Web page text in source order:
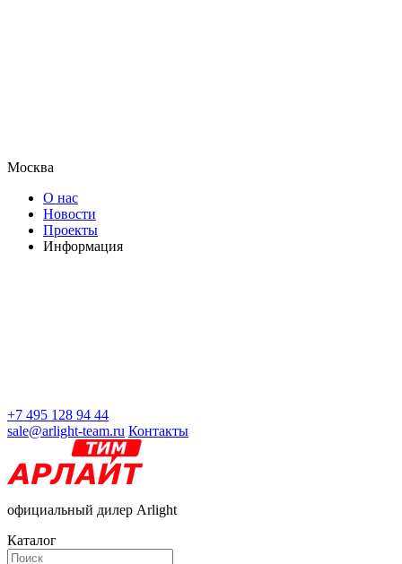
Москва
О нас
Новости
Проекты
Информация
+7 495 128 94 44
sale@arlight-team.ru Контакты
официальный дилер Arlight
Каталог